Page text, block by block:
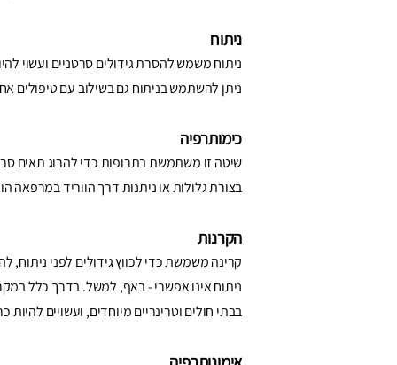
ניתוח
ניתוח משמש להסרת גידולים סרטניים ועשוי
ניתן להשתמש בניתוח גם בשילוב עם טיפולים
כימותרפיה
שיטה זו משתמשת בתרופות כדי להרוג תאים
בצורת גלולות או ניתנות דרך הווריד במרפאה
הקרנות
קרינה משמשת כדי לכווץ גידולים לפני
ניתוח אינו אפשרי - באף, למשל. בדרך כלל
בבתי חולים וטרינריים מיוחדים, ועשויים